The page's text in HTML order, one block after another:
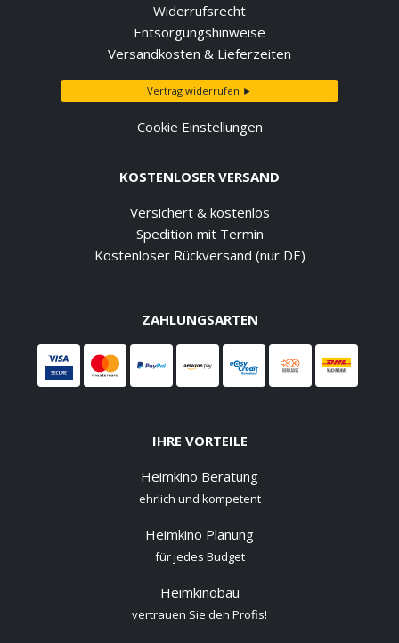
Widerrufsrecht
Entsorgungshinweise
Versandkosten & Lieferzeiten
Vertrag widerrufen ►
Cookie Einstellungen
KOSTENLOSER VERSAND
Versichert & kostenlos
Spedition mit Termin
Kostenloser Rückversand (nur DE)
ZAHLUNGSARTEN
IHRE VORTEILE
Heimkino Beratung
ehrlich und kompetent
Heimkino Planung
für jedes Budget
Heimkinobau
vertrauen Sie den Profis!